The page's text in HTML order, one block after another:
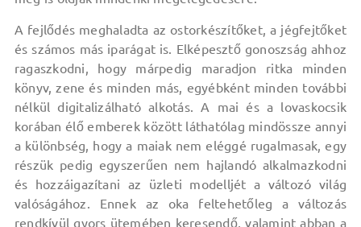
A fejlődés meghaladta az ostorkészítőket, a jégfejtőket
és számos más iparágat is. Elképesztő gonoszság ahhoz
ragaszkodni, hogy márpedig maradjon ritka minden
könyv, zene és minden más, egyébként minden további
nélkül digitalizálható alkotás. A mai és a lovaskocsik
korában élő emberek között láthatólag mindössze annyi
a különbség, hogy a maiak nem eléggé rugalmasak, egy
részük pedig egyszerűen nem hajlandó alkalmazkodni
és hozzáigazítani az üzleti modelljét a változó világ
valóságához. Ennek az oka feltehetőleg a változás
rendkívül gyors ütemében keresendő, valamint abban a